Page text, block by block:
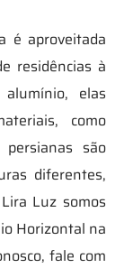
é aproveitada
residências à
elas
como
são
diferentes,
Luz somos
Horizontal na
fale com